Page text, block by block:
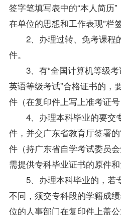
签字笔填写表中的“本人简历
在单位的思想和工作表现”栏
2、办理过转、 免考课程
件。
3、有“全国计算机等级考
英语等级考试”合格证书的，
件（在复印件上写上准考证号
4、办理本科毕业的要交
件，并交广东省教育厅签署
件（持广东省自学考试委员
需提供专科毕业证书的原件和
5、办理本科毕业的，若
不同，须交专科段的学籍成绩
位的人事部门在复印件上盖公